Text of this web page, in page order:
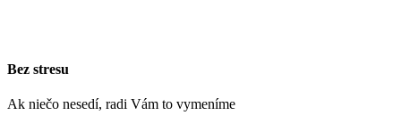
Bez stresu
Ak niečo nesedí, radi Vám to vymeníme